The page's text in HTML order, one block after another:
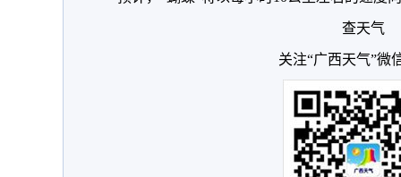
查天气
关注“广西天气”微